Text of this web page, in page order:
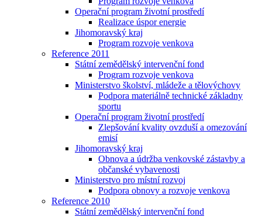
Operační program životní prostředí
Realizace úspor energie
Jihomoravský kraj
Program rozvoje venkova
Reference 2011
Státní zemědělský intervenční fond
Program rozvoje venkova
Ministerstvo školství, mládeže a tělovýchovy
Podpora materiálně technické základny
sportu
Operační program životní prostředí
Zlepšování kvality ovzduší a omezování
emisí
Jihomoravský kraj
Obnova a údržba venkovské zástavby a
občanské vybavenosti
Ministerstvo pro místní rozvoj
Podpora obnovy a rozvoje venkova
Reference 2010
Státní zemědělský intervenční fond